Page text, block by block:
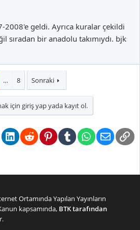
2008'e geldi. Ayrıca kuralar çekildi
sıradan bir anadolu takımıydı. bjk
… 8 Sonraki
için giriş yap yada kayıt ol.
BlueskyLinkedInRedditPinterestTumblrWhatsApp
E-posta
Ortamında Yapılan Yayınların
kapsamında, BTK tarafından